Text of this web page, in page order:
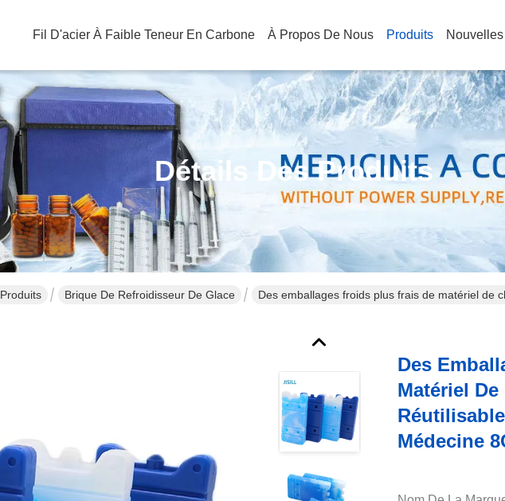
Fil D'acier À Faible Teneur En Carbone À Propos De Nous Produits Nouvelles
Détails Des Produits
Produits Brique De Refroidisseur De Glace
Des emballages froids plus frais de matériel de
Des
Matériel
Médecine